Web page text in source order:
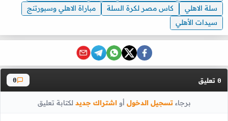
سلة الاهلي
كاس مصر لكرة السلة
مباراة الاهلي وسبورتنج
سيدات الأهلي
0 تعليق 0
برجاءتسجيل الدخول أواشتراك جديد لكتابة تعليق